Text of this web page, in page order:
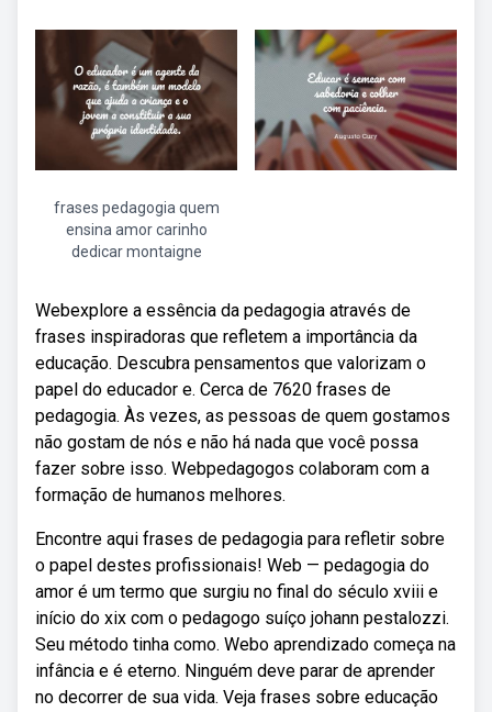
frases pedagogia quem
ensina amor carinho
dedicar montaigne
Webexplore a essência da pedagogia através de
frases inspiradoras que refletem a importância da
educação. Descubra pensamentos que valorizam o
papel do educador e. Cerca de 7620 frases de
pedagogia. Às vezes, as pessoas de quem gostamos
não gostam de nós e não há nada que você possa
fazer sobre isso. Webpedagogos colaboram com a
formação de humanos melhores.
Encontre aqui frases de pedagogia para refletir sobre
o papel destes profissionais! Web — pedagogia do
amor é um termo que surgiu no final do século xviii e
início do xix com o pedagogo suíço johann pestalozzi.
Seu método tinha como. Webo aprendizado começa na
infância e é eterno. Ninguém deve parar de aprender
no decorrer de sua vida. Veja frases sobre educação